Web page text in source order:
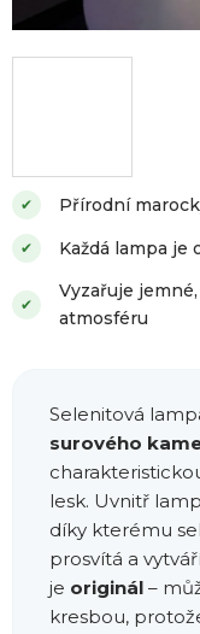
✔ Přírodní
✔ Každá lampa
✔
Vyzařuje
atmosféru
Selenitová
surového
lesk. Uvnitř
díky kterému
prosvítá a
je originál –
kresbou,